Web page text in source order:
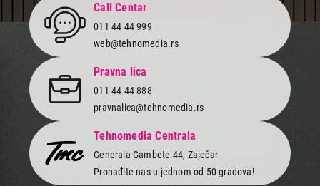
Završi kupovinu
Call Centar
011 44 44 999
web@tehnomedia.rs
Pravna lica
011 44 44 888
pravnalica@tehnomedia.rs
Tehnomedia Centrala
Generala Gambete 44, Zaječar
Pronađite nas u jednom od 50 gradova!